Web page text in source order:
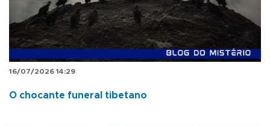
16/07/2026 14:29
O chocante funeral tibetano